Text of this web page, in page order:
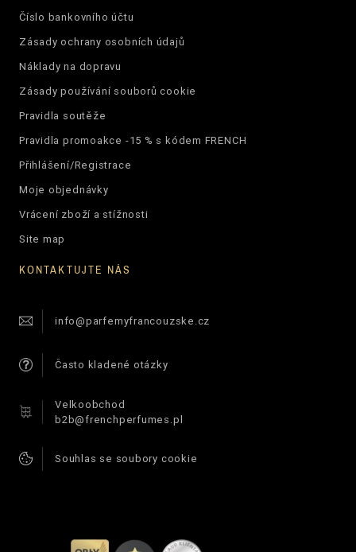
Číslo bankovního účtu
Zásady ochrany osobních údajů
Náklady na dopravu
Zásady používání souborů cookie
Pravidla soutěže
Pravidla promoakce -15 % s kódem FRENCH
Přihlášení/Registrace
Moje objednávky
Vrácení zboží a stížnosti
Site map
KONTAKTUJTE NÁS
info@parfemyfrancouzske.cz
Často kladené otázky
Velkoobchod
b2b@frenchperfumes.pl
Souhlas se soubory cookie